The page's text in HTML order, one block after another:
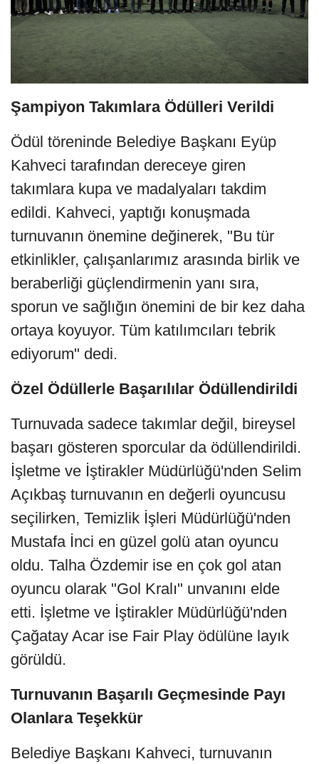
Şampiyon Takımlara Ödülleri Verildi
Ödül töreninde Belediye Başkanı Eyüp
Kahveci tarafından dereceye giren
takımlara kupa ve madalyaları takdim
edildi. Kahveci, yaptığı konuşmada
turnuvanın önemine değinerek, "Bu tür
etkinlikler, çalışanlarımız arasında birlik ve
beraberliği güçlendirmenin yanı sıra,
sporun ve sağlığın önemini de bir kez daha
ortaya koyuyor. Tüm katılımcıları tebrik
ediyorum" dedi.
Özel Ödüllerle Başarılılar Ödüllendirildi
Turnuvada sadece takımlar değil, bireysel
başarı gösteren sporcular da ödüllendirildi.
İşletme ve İştirakler Müdürlüğü'nden Selim
Açıkbaş turnuvanın en değerli oyuncusu
seçilirken, Temizlik İşleri Müdürlüğü'nden
Mustafa İnci en güzel golü atan oyuncu
oldu. Talha Özdemir ise en çok gol atan
oyuncu olarak "Gol Kralı" unvanını elde
etti. İşletme ve İştirakler Müdürlüğü'nden
Çağatay Acar ise Fair Play ödülüne layık
görüldü.
Turnuvanın Başarılı Geçmesinde Payı
Olanlara Teşekkür
Belediye Başkanı Kahveci, turnuvanın